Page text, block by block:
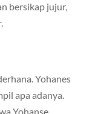
bersikap jujur,
Yohanes
apa adanya.
Yohanse